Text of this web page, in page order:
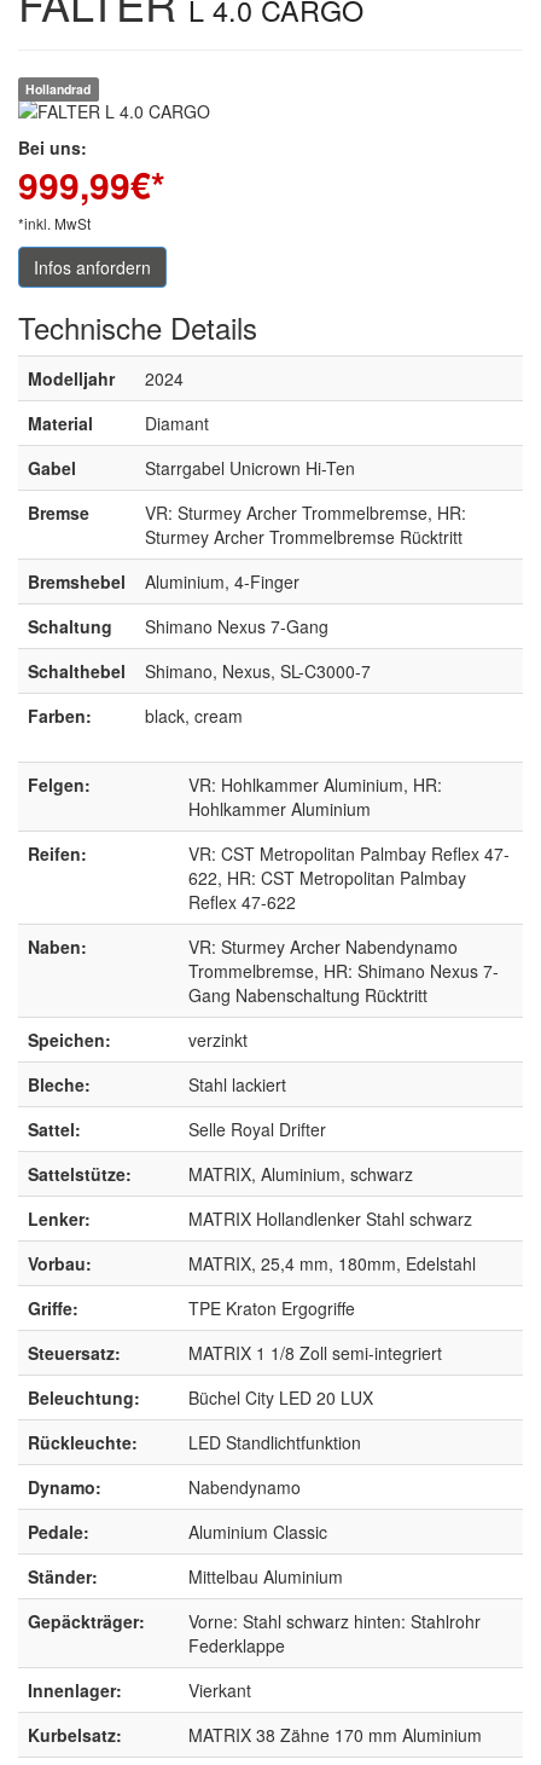
L 4.0 CARGO
Hollandrad
Bei uns:
999,99€*
*inkl. MwSt
Infos anfordern
Technische Details
Modelljahr
2024
Material
Diamant
Gabel
Starrgabel Unicrown Hi-Ten
Bremse
VR: Sturmey Archer Trommelbremse, HR:
Sturmey Archer Trommelbremse Rücktritt
Bremshebel
Aluminium, 4-Finger
Schaltung
Shimano Nexus 7-Gang
Schalthebel
Shimano, Nexus, SL-C3000-7
Farben:
black, cream
Felgen:
VR: Hohlkammer Aluminium, HR:
Hohlkammer Aluminium
Reifen:
VR: CST Metropolitan Palmbay Reflex 47-
622, HR: CST Metropolitan Palmbay
Reflex 47-622
Naben:
VR: Sturmey Archer Nabendynamo
Trommelbremse, HR: Shimano Nexus 7-
Gang Nabenschaltung Rücktritt
Speichen:
verzinkt
Bleche:
Stahl lackiert
Sattel:
Selle Royal Drifter
Sattelstütze:
MATRIX, Aluminium, schwarz
Lenker:
MATRIX Hollandlenker Stahl schwarz
Vorbau:
MATRIX, 25,4 mm, 180mm, Edelstahl
Griffe:
TPE Kraton Ergogriffe
Steuersatz:
MATRIX 1 1/8 Zoll semi-integriert
Beleuchtung:
Büchel City LED 20 LUX
Rückleuchte:
LED Standlichtfunktion
Dynamo:
Nabendynamo
Pedale:
Aluminium Classic
Ständer:
Mittelbau Aluminium
Gepäckträger:
Vorne: Stahl schwarz hinten: Stahlrohr
Federklappe
Innenlager:
Vierkant
Kurbelsatz:
MATRIX 38 Zähne 170 mm Aluminium